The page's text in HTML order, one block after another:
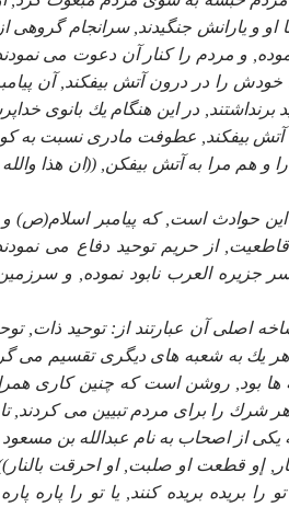
و يارانش جنگيدند, سرانجام گروهى
و مردم را كنار آن دعوت مى
را در درون آتش بيفكند, آن
در اين هنگام يك بانوى
بيفكند, عطوفت مادرى نسبت به
حوادث است, كه پيامبر اسلام(ص) و
از حريم توحيد دفاع مى
العرب نابود نموده, و
اصلى آن عبارتند از: توحيد ذات,
يك به شعبه هاى ديگرى تقسيم مى
ها بود, روشن است كه چنين كارى
شرك را براى مردم تبيين مى كردند,
يكى از اصحاب به نام عبدالله بن
بريده كنند, يا تو را پاره پاره